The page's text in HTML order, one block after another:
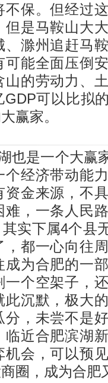
保。但经过
但是马鞍山大
滁州追赶马
能全面压倒
山的劳动力、
可以比拟
赢家。
是一个大赢家
经济带动能
金来源，不
难，一条人民
实下属4个县
都一心向往
为合肥的一
个空架子，
沉默，极大
，未尝不是
近合肥滨湖
会，可以预
圈，成为合肥